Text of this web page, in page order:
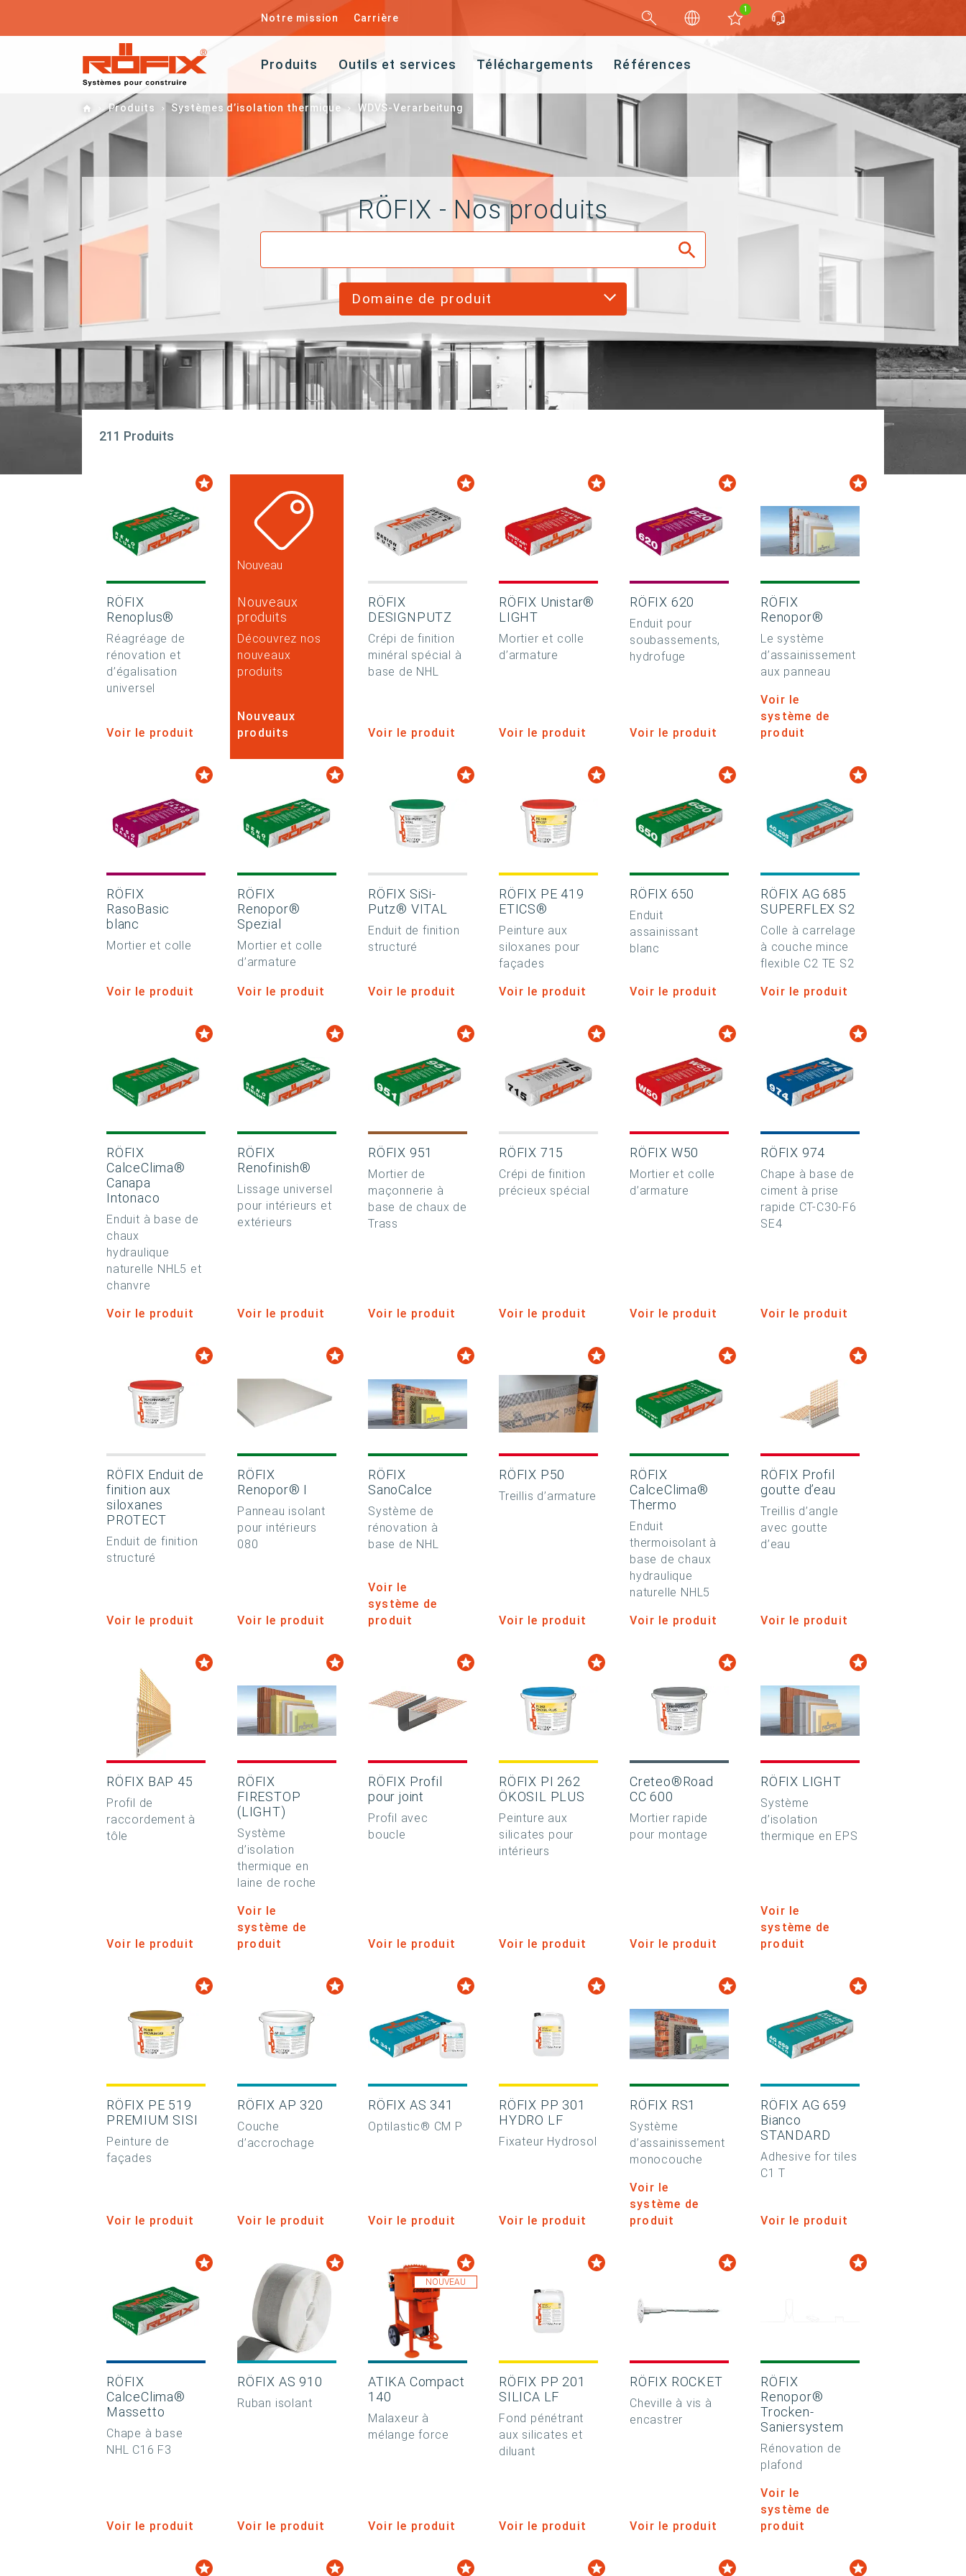
Notre mission Carrière
1
Produits Outils et services Téléchargements Références
Home
Produits Systèmes d’isolation thermique WDVS-Verarbeitung
RÖFIX - Nos produits
Domaine de produit
211 Produits
RÖFIX
Renoplus®
Réagréage de
rénovation et
d’égalisation
universel
Voir le produit
Nouveau
Nouveaux
produits
Découvrez nos
nouveaux
produits
Nouveaux
produits
RÖFIX
DESIGNPUTZ
Crépi de finition
minéral spécial à
base de NHL
Voir le produit
RÖFIX Unistar®
LIGHT
Mortier et colle
d’armature
Voir le produit
RÖFIX 620
Enduit pour
soubassements,
hydrofuge
Voir le produit
RÖFIX
Renopor®
Le système
d’assainissement
aux panneau
Voir le
système de
produit
RÖFIX
RasoBasic
blanc
Mortier et colle
Voir le produit
RÖFIX
Renopor®
Spezial
Mortier et colle
d’armature
Voir le produit
RÖFIX SiSi-
Putz® VITAL
Enduit de finition
structuré
Voir le produit
RÖFIX PE 419
ETICS®
Peinture aux
siloxanes pour
façades
Voir le produit
RÖFIX 650
Enduit
assainissant
blanc
Voir le produit
RÖFIX AG 685
SUPERFLEX S2
Colle à carrelage
à couche mince
flexible C2 TE S2
Voir le produit
RÖFIX
CalceClima®
Canapa
Intonaco
Enduit à base de
chaux
hydraulique
naturelle NHL5 et
chanvre
Voir le produit
RÖFIX
Renofinish®
Lissage universel
pour intérieurs et
extérieurs
Voir le produit
RÖFIX 951
Mortier de
maçonnerie à
base de chaux de
Trass
Voir le produit
RÖFIX 715
Crépi de finition
précieux spécial
Voir le produit
RÖFIX W50
Mortier et colle
d’armature
Voir le produit
RÖFIX 974
Chape à base de
ciment à prise
rapide CT-C30-F6
SE4
Voir le produit
RÖFIX Enduit de
finition aux
siloxanes
PROTECT
Enduit de finition
structuré
Voir le produit
RÖFIX
Renopor® I
Panneau isolant
pour intérieurs
080
Voir le produit
RÖFIX
SanoCalce
Système de
rénovation à
base de NHL
Voir le
système de
produit
RÖFIX P50
Treillis d’armature
Voir le produit
RÖFIX
CalceClima®
Thermo
Enduit
thermoisolant à
base de chaux
hydraulique
naturelle NHL5
Voir le produit
RÖFIX Profil
goutte d’eau
Treillis d’angle
avec goutte
d’eau
Voir le produit
RÖFIX BAP 45
Profil de
raccordement à
tôle
Voir le produit
RÖFIX
FIRESTOP
(LIGHT)
Système
d’isolation
thermique en
laine de roche
Voir le
système de
produit
RÖFIX Profil
pour joint
Profil avec
boucle
Voir le produit
RÖFIX PI 262
ÖKOSIL PLUS
Peinture aux
silicates pour
intérieurs
Voir le produit
Creteo®Road
CC 600
Mortier rapide
pour montage
Voir le produit
RÖFIX LIGHT
Système
d’isolation
thermique en EPS
Voir le
système de
produit
RÖFIX PE 519
PREMIUM SISI
Peinture de
façades
Voir le produit
RÖFIX AP 320
Couche
d’accrochage
Voir le produit
RÖFIX AS 341
Optilastic® CM P
Voir le produit
RÖFIX PP 301
HYDRO LF
Fixateur Hydrosol
Voir le produit
RÖFIX RS1
Système
d’assainissement
monocouche
Voir le
système de
produit
RÖFIX AG 659
Bianco
STANDARD
Adhesive for tiles
C1 T
Voir le produit
RÖFIX
CalceClima®
Massetto
Chape à base
NHL C16 F3
Voir le produit
RÖFIX AS 910
Ruban isolant
Voir le produit
NOUVEAU
ATIKA Compact
140
Malaxeur à
mélange force
Voir le produit
RÖFIX PP 201
SILICA LF
Fond pénétrant
aux silicates et
diluant
Voir le produit
RÖFIX ROCKET
Cheville à vis à
encastrer
Voir le produit
RÖFIX
Renopor®
Trocken-
Saniersystem
Rénovation de
plafond
Voir le
système de
produit